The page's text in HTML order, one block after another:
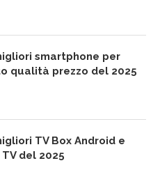
smartphone per
qualità prezzo del 2025
TV Box Android e
del 2025